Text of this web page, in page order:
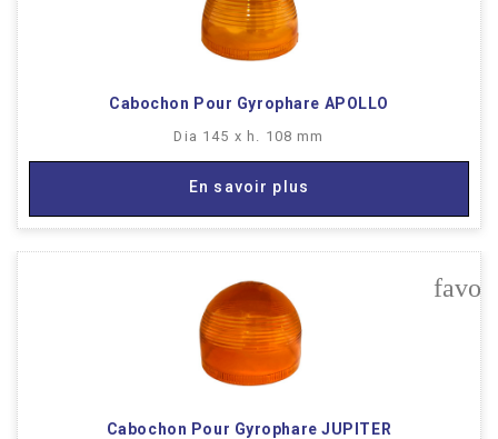
Cabochon Pour Gyrophare APOLLO
Dia 145 x h. 108 mm
En savoir plus
Cabochon Pour Gyrophare JUPITER